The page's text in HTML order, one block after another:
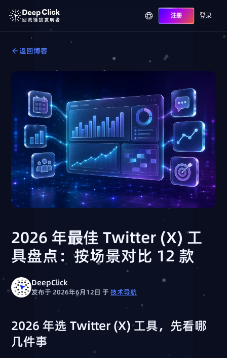
注册 登录
返回博客
2026 年最佳 Twitter (X) 工
具盘点：按场景对比 12 款
DeepClick
发布于 2026年6月12日于技术导航
2026 年选 Twitter (X) 工具，先看哪
几件事